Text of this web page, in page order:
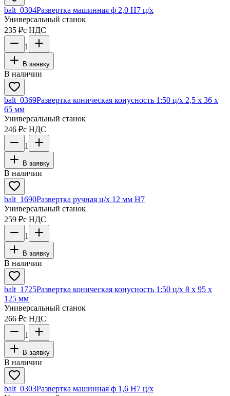
balt_0304Развертка машинная ф 2,0 Н7 ц/х
Универсальный станок
235 ₽с НДС
1
В заявку
В наличии
balt_0369Развертка коническая конусность 1:50 ц/х 2,5 х 36 х
65 мм
Универсальный станок
246 ₽с НДС
1
В заявку
В наличии
balt_1690Развертка ручная ц/х 12 мм Н7
Универсальный станок
259 ₽с НДС
1
В заявку
В наличии
balt_1725Развертка коническая конусность 1:50 ц/х 8 х 95 х
125 мм
Универсальный станок
266 ₽с НДС
1
В заявку
В наличии
balt_0303Развертка машинная ф 1,6 Н7 ц/х